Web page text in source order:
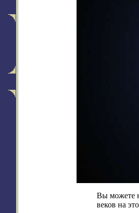
Вы можете
веков на